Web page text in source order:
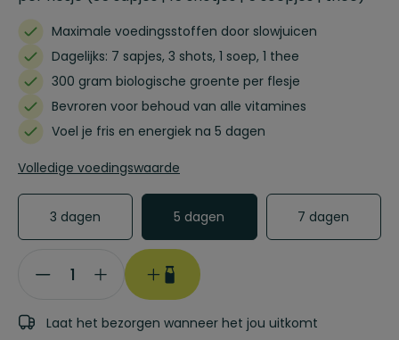
Maximale voedingsstoffen door slowjuicen
Dagelijks: 7 sapjes, 3 shots, 1 soep, 1 thee
300 gram biologische groente per flesje
Bevroren voor behoud van alle vitamines
Voel je fris en energiek na 5 dagen
Volledige voedingswaarde
3 dagen 5 dagen 7 dagen
Sapkuur
+
Laat het bezorgen wanneer het jou uitkomt